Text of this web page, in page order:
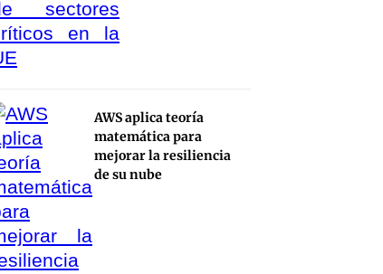
AWS aplica teoría
matemática para
mejorar la resiliencia
de su nube